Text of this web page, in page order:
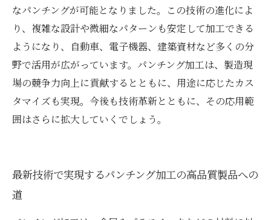
なパンチングが可能となりました。この技術の進化によ
り、複雑な設計や微細なパターンも安定して加工できる
ようになり、自動車、電子機器、建築資材など多くの分
野で活用が広がっています。パンチング加工は、製造現
場の競争力向上に貢献するとともに、用途に応じたカス
タマイズも実現。今後も技術革新とともに、その応用範
囲はさらに拡大していくでしょう。
最新技術で実現するパンチング加工の高品質製品への
道